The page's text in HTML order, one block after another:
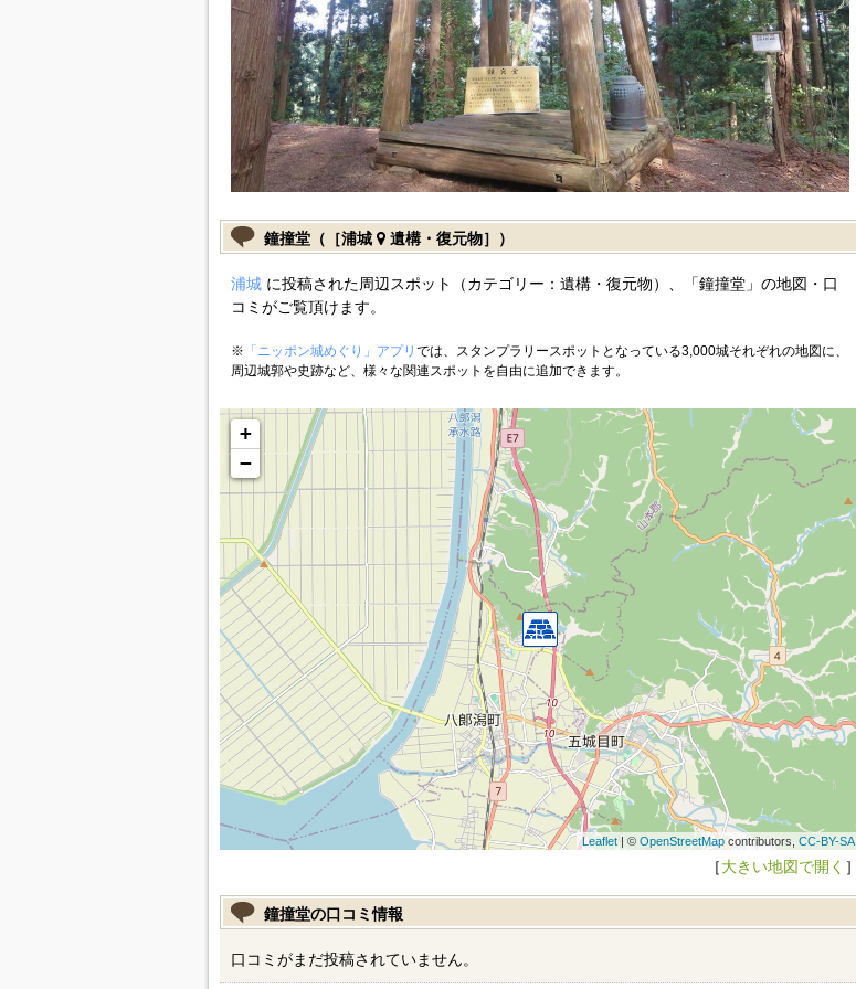
鐘撞堂（［浦城 遺構・復元物］）
浦城に投稿された周辺スポット（カテゴリー：遺構・復元物）、「鐘撞堂」の地図・口
コミがご覧頂けます。
※ 「ニッポン城めぐり」アプリ では、スタンプラリースポットとなっている3,000城それぞれの地図に、
周辺城郭や史跡など、様々な関連スポットを自由に追加できます。
+
−
Leaflet| © OpenStreetMapcontributors, CC-BY-SA
［大きい地図で開く ］
鐘撞堂の口コミ情報
口コミがまだ投稿されていません。